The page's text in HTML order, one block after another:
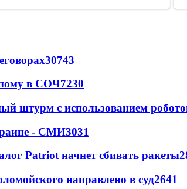
30743
в СОЧ7230
штурм с использованием
- СМИ3031
Patriot начнет сбивать ракеты
направлено в суд2641